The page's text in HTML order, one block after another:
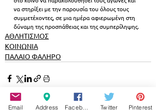
να στηρίξει με την παρουσία του όλους τους
συμμετέχοντες, σε μια ημέρα αφιερωμένη στη
δύναμη της προσπάθειας και της συμπερίληψης.
ΑΘΛΗΤΙΣΜΟΣ
ΚΟΙΝΩΝΙΑ
ΠΑΛΑΙΟ ΦΑΛΗΡΟ
Email Address Twitter Pinterest